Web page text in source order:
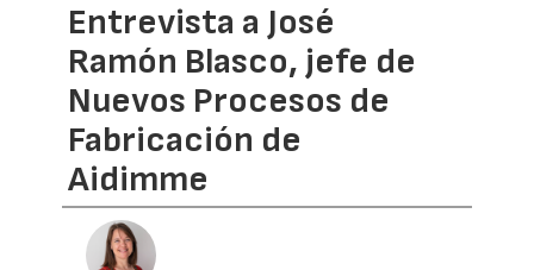
Entrevista a José
Ramón Blasco, jefe de
Nuevos Procesos de
Fabricación de
Aidimme